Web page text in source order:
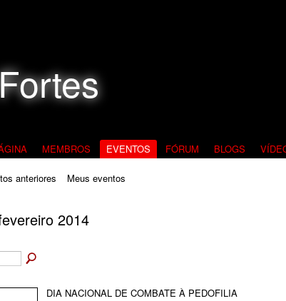
MEMBROS EVENTOS FÓRUM BLOGS
anteriores Meus eventos
2014
DIA NACIONAL DE COMBATE À PEDOFILIA